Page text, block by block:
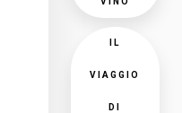
IL
VIAGGIO
DI